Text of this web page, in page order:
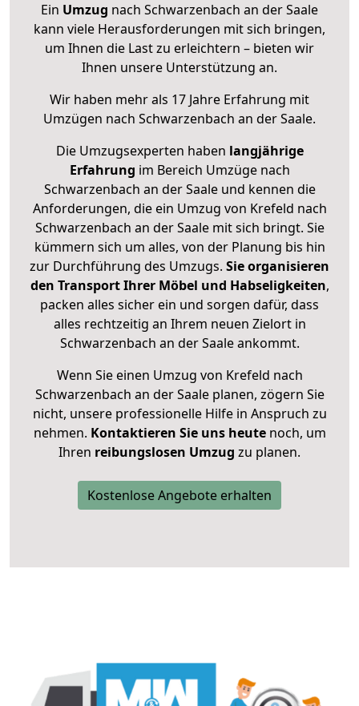
Ein Umzug nach Schwarzenbach an der Saale
kann viele Herausforderungen mit sich bringen,
um Ihnen die Last zu erleichtern – bieten wir
Ihnen unsere Unterstützung an.
Wir haben mehr als 17 Jahre Erfahrung mit
Umzügen nach Schwarzenbach an der Saale.
Die Umzugsexperten haben langjährige
Erfahrung im Bereich Umzüge nach
Schwarzenbach an der Saale und kennen die
Anforderungen, die ein Umzug von Krefeld nach
Schwarzenbach an der Saale mit sich bringt. Sie
kümmern sich um alles, von der Planung bis hin
zur Durchführung des Umzugs. Sie organisieren
den Transport Ihrer Möbel und Habseligkeiten,
packen alles sicher ein und sorgen dafür, dass
alles rechtzeitig an Ihrem neuen Zielort in
Schwarzenbach an der Saale ankommt.
Wenn Sie einen Umzug von Krefeld nach
Schwarzenbach an der Saale planen, zögern Sie
nicht, unsere professionelle Hilfe in Anspruch zu
nehmen. Kontaktieren Sie uns heutenoch, um
Ihren reibungslosen Umzug zu planen.
Kostenlose Angebote erhalten